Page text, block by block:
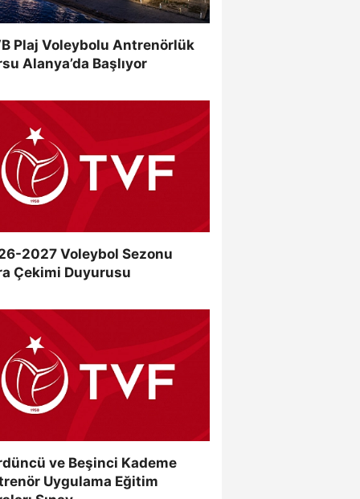
Plaj Voleybolu Antrenörlük
Alanya’da Başlıyor
2027 Voleybol Sezonu
Çekimi Duyurusu
ve Beşinci Kademe
Uygulama Eğitim